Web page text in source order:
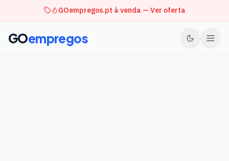
GOempregos.pt à venda — Ver oferta
GOempregos